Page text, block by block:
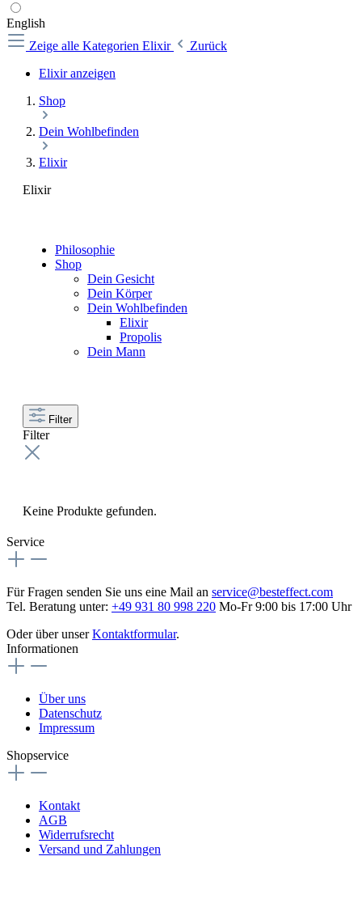
English
Zeige alle Kategorien Elixir
Zurück
Elixir anzeigen
Shop
Dein Wohlbefinden
Elixir
Elixir
Philosophie
Shop
Dein Gesicht
Dein Körper
Dein Wohlbefinden
Elixir
Propolis
Dein Mann
Filter
Filter
Keine Produkte gefunden.
Service
Für Fragen senden Sie uns eine Mail an service@besteffect.com
Tel. Beratung unter: +49 931 80 998 220 Mo-Fr 9:00 bis 17:00 Uhr
Oder über unserKontaktformular.
Informationen
Über uns
Datenschutz
Impressum
Shopservice
Kontakt
AGB
Widerrufsrecht
Versand und Zahlungen